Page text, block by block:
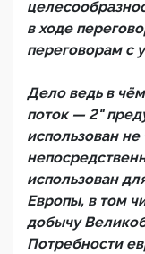
в ходе
переговорам с
Дело ведь в
поток — 2"
использован не
использован
Европы, в том
добычу
Потребности